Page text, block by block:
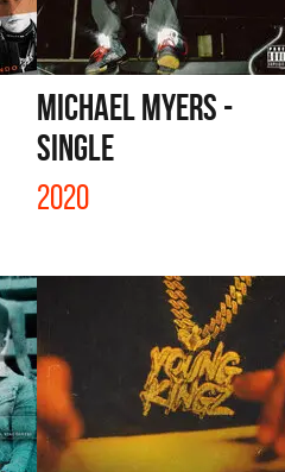
MICHAEL MYERS -
SINGLE
2020